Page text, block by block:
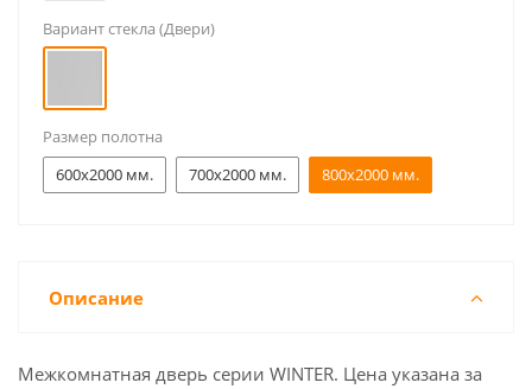
Вариант стекла (Двери)
Размер полотна
600x2000 мм.
700x2000 мм. 800x2000 мм.
Описание
Межкомнатная дверь серии WINTER. Цена указана за